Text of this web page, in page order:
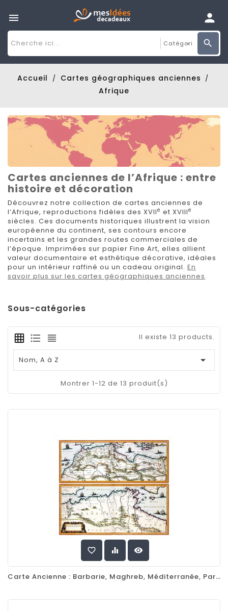

Accueil
Cartes géographiques anciennes
Afrique
Cartes anciennes de l’Afrique : entre
histoire et décoration
Découvrez notre collection de cartes anciennes de
l’Afrique, reproductions fidèles des XVIIe et XVIIIe
siècles. Ces documents historiques illustrent la vision
européenne du continent, ses contours encore
incertains et les grandes routes commerciales de
l’époque. Imprimées sur papier Fine Art, elles allient
valeur documentaire et esthétique décorative, idéales
pour un intérieur raffiné ou un cadeau original. En
savoir plus sur les cartes géographiques anciennes.
Sous-catégories
Il existe 13 products.
Nom, A à Z 
Montrer 1-12 de 13 produit(s)
favorite_border equalizer visibility
Carte Ancienne : Barbarie, Maghreb, Méditerranée, Par Nicolas Sanson, 1650